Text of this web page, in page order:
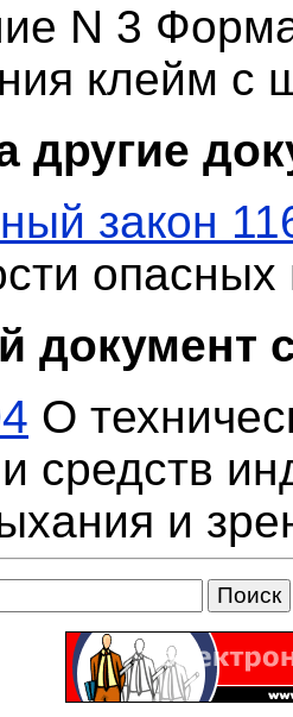
N 3
клейм с
другие
закон
документ
О
средств
и